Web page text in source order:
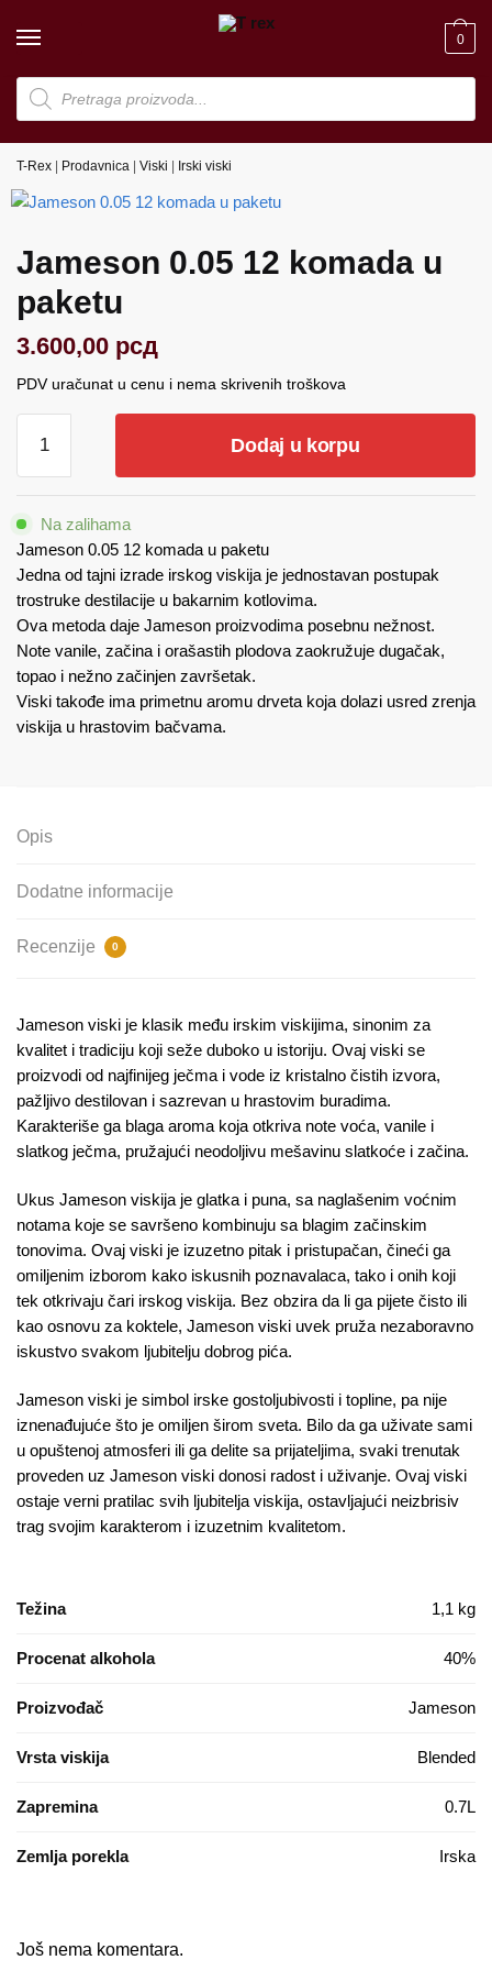
Products
search
0
T-Rex Prodavnica Viski Irski viski
Jameson 0.05 12 komada u
paketu
3.600,00 рсд
PDV uračunat u cenu i nema skrivenih troškova
0.05
12
u
paketu
količina
Dodaj u korpu
Na zalihama
Jameson 0.05 12 komada u paketu
Jedna od tajni izrade irskog viskija je jednostavan postupak
trostruke destilacije u bakarnim kotlovima.
Ova metoda daje Jameson proizvodima posebnu nežnost.
Note vanile, začina i orašastih plodova zaokružuje dugačak,
topao i nežno začinjen završetak.
Viski takođe ima primetnu aromu drveta koja dolazi usred zrenja
viskija u hrastovim bačvama.
Opis
Dodatne informacije
Recenzije 0
Jameson viski je klasik među irskim viskijima, sinonim za
kvalitet i tradiciju koji seže duboko u istoriju. Ovaj viski se
proizvodi od najfinijeg ječma i vode iz kristalno čistih izvora,
pažljivo destilovan i sazrevan u hrastovim buradima.
Karakteriše ga blaga aroma koja otkriva note voća, vanile i
slatkog ječma, pružajući neodoljivu mešavinu slatkoće i začina.
Ukus Jameson viskija je glatka i puna, sa naglašenim voćnim
notama koje se savršeno kombinuju sa blagim začinskim
tonovima. Ovaj viski je izuzetno pitak i pristupačan, čineći ga
omiljenim izborom kako iskusnih poznavalaca, tako i onih koji
tek otkrivaju čari irskog viskija. Bez obzira da li ga pijete čisto ili
kao osnovu za koktele, Jameson viski uvek pruža nezaboravno
iskustvo svakom ljubitelju dobrog pića.
Jameson viski je simbol irske gostoljubivosti i topline, pa nije
iznenađujuće što je omiljen širom sveta. Bilo da ga uživate sami
u opuštenoj atmosferi ili ga delite sa prijateljima, svaki trenutak
proveden uz Jameson viski donosi radost i uživanje. Ovaj viski
ostaje verni pratilac svih ljubitelja viskija, ostavljajući neizbrisiv
trag svojim karakterom i izuzetnim kvalitetom.
Težina 1,1 kg
Procenat alkohola 40%
Proizvođač Jameson
Vrsta viskija Blended
Zapremina 0.7L
Zemlja porekla Irska
Još nema komentara.